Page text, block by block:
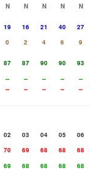
N N N N
N
19 16 21 40
27
0 2 4 6
9
87 87 90 90
93
-- -- -- --
--
-- -- -- -- --
02 03 04 05
06
70 69 68 68
68
69 68 68 68
68